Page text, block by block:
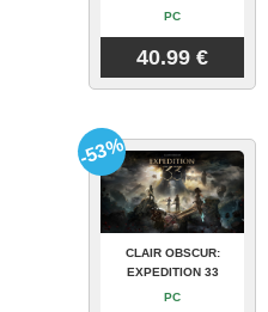
PC
40.99 €
CLAIR OBSCUR:
EXPEDITION 33
PC
-53%